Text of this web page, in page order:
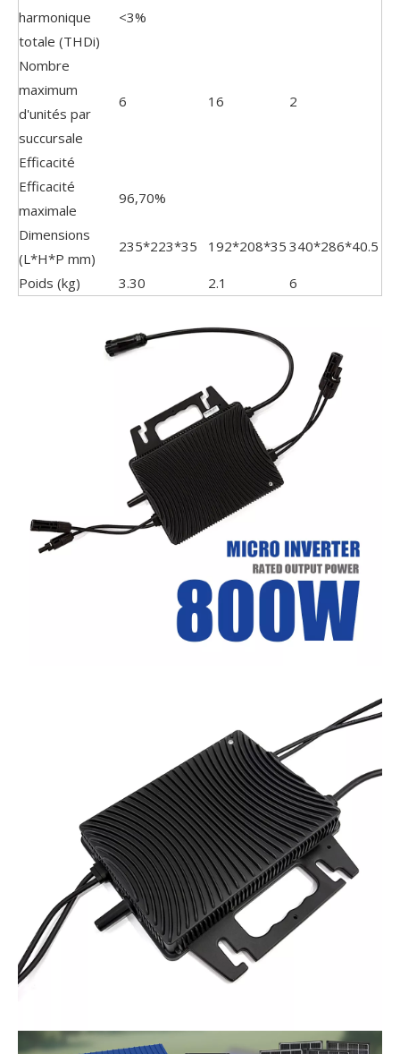
harmonique
totale (THDi)
<3%
Nombre
maximum
d'unités par
succursale
6 16 2
Efficacité
Efficacité
maximale
96,70%
Dimensions
(L*H*P mm)
235*223*35 192*208*35 340*286*40.5
Poids (kg) 3.30 2.1 6